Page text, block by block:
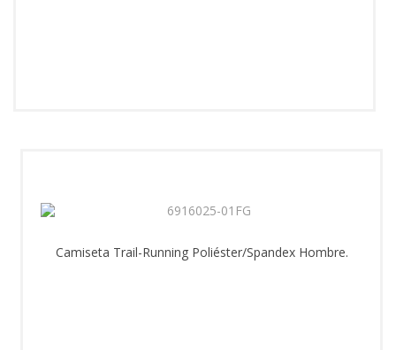
Camiseta Trail-Running Poliéster/Spandex Hombre.